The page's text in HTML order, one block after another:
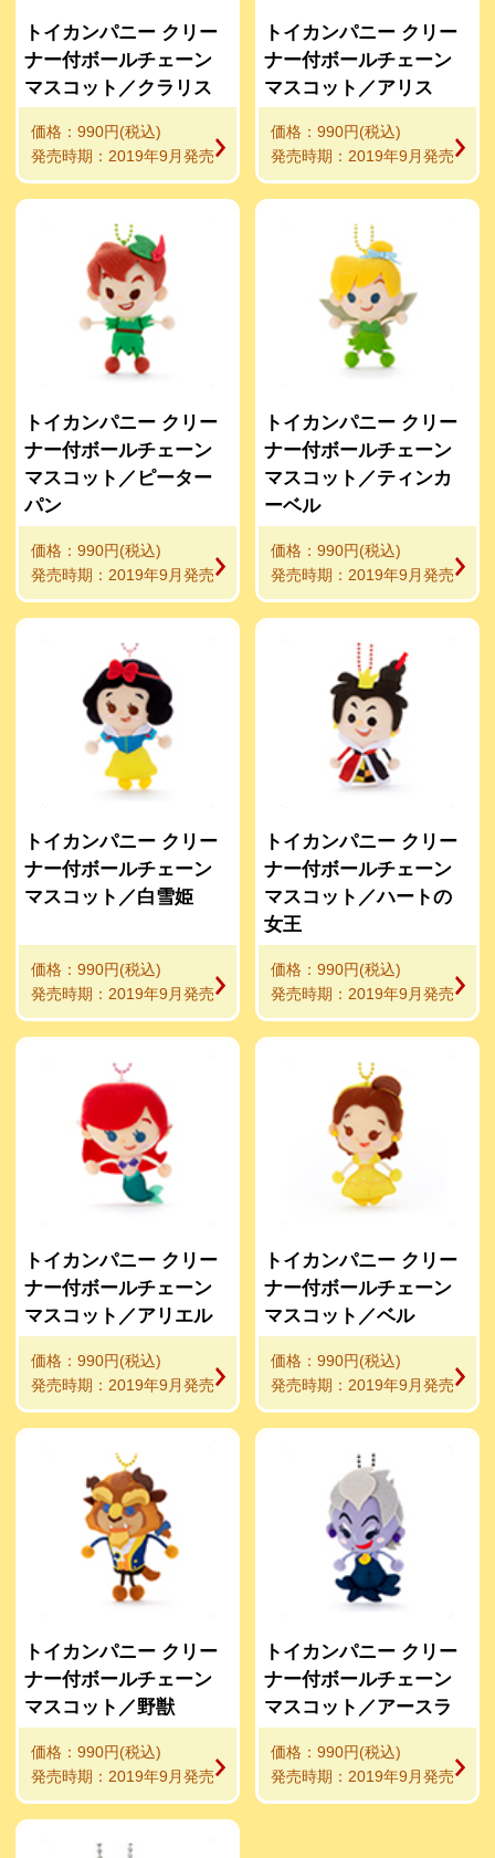
トイカンパニー クリー
ナー付ボールチェーン
マスコット／クラリス
価格：990円(税込)
発売時期：2019年9月発売
トイカンパニー クリー
ナー付ボールチェーン
マスコット／アリス
価格：990円(税込)
発売時期：2019年9月発売
トイカンパニー クリー
ナー付ボールチェーン
マスコット／ピーター
パン
価格：990円(税込)
発売時期：2019年9月発売
トイカンパニー クリー
ナー付ボールチェーン
マスコット／ティンカ
ーベル
価格：990円(税込)
発売時期：2019年9月発売
トイカンパニー クリー
ナー付ボールチェーン
マスコット／白雪姫
価格：990円(税込)
発売時期：2019年9月発売
トイカンパニー クリー
ナー付ボールチェーン
マスコット／ハートの
女王
価格：990円(税込)
発売時期：2019年9月発売
トイカンパニー クリー
ナー付ボールチェーン
マスコット／アリエル
価格：990円(税込)
発売時期：2019年9月発売
トイカンパニー クリー
ナー付ボールチェーン
マスコット／ベル
価格：990円(税込)
発売時期：2019年9月発売
トイカンパニー クリー
ナー付ボールチェーン
マスコット／野獣
価格：990円(税込)
発売時期：2019年9月発売
トイカンパニー クリー
ナー付ボールチェーン
マスコット／アースラ
価格：990円(税込)
発売時期：2019年9月発売